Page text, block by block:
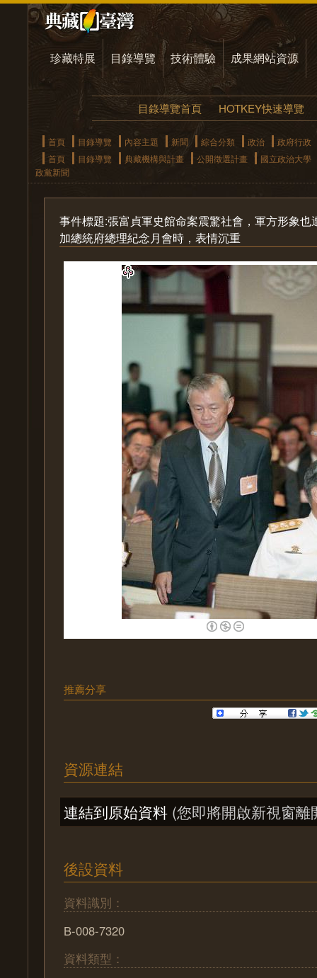
珍藏特展 目錄導覽 技術體驗 成果網站資源
目錄導覽首頁 HOTKEY快速導覽
首頁 目錄導覽 內容主題 新聞 綜合分類 政治
政府行政
首頁
目錄導覽 典藏機構與計畫 公開徵選計畫
國立政治大學
政黨新聞
事件標題:張富貞軍史館命案震驚社會，軍方形象
加總統府總理紀念月會時，表情沉重
推薦分享
資源連結
連結到原始資料 (您即將開啟新視窗離
後設資料
資料識別：
B-008-7320
資料類型：